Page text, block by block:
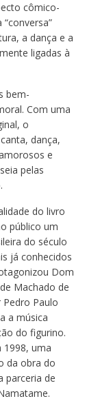
cômico-
a dança e a
ligadas à
bem-
Com uma
o
dança,
e
pelas
do livro
público um
do século
já conhecidos
Dom
Machado de
Paulo
a música
do figurino.
1998, uma
da obra do
parceria de